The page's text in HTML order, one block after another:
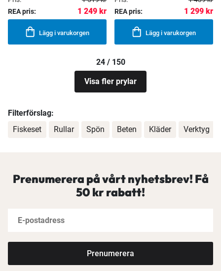
REA pris:
1 249 kr
Lägg i varukorgen
REA pris:
1 299 kr
Lägg i varukorgen
24 / 150
Visa fler prylar
Filterförslag:
Fiskeset
Rullar Spön Beten Kläder Verktyg
Prenumerera på vårt nyhetsbrev! Få
50 kr rabatt!
Prenumerera